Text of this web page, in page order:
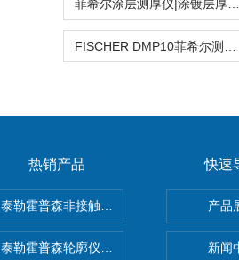
热销产品
泰勒霍普森非接触式轮廓仪LUPHOScan
泰勒霍普森轮廓仪|TAYLOR HOBSON
快速
产品
新闻